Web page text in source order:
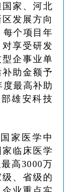
家、河北
发展方向
个项目年
享受研发
企事业单
助金额予
最高补助
雄安科技
家医学中
临床医学
高3000万
、省级的